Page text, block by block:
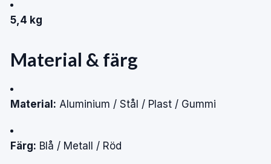
5,4 kg
Material & färg
Material: Aluminium / Stål / Plast / Gummi
Färg: Blå / Metall / Röd